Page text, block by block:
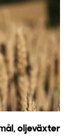
oljeväxter